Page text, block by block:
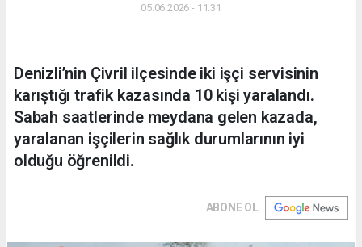
05.06.2026 - 11:31
Denizli’nin Çivril ilçesinde iki işçi servisinin
karıştığı trafik kazasında 10 kişi yaralandı.
Sabah saatlerinde meydana gelen kazada,
yaralanan işçilerin sağlık durumlarının iyi
olduğu öğrenildi.
ABONE OL